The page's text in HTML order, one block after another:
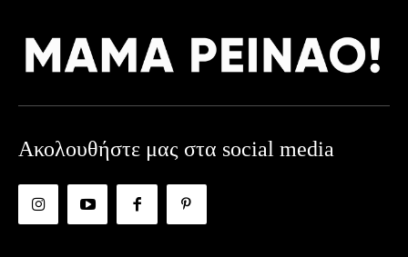
Ακολουθήστε μας στα social media